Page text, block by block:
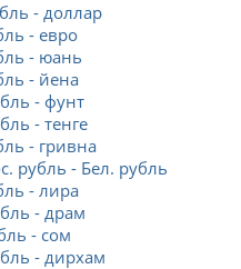
- доллар
- евро
- юань
- йена
- фунт
- тенге
- гривна
рубль - Бел. рубль
- лира
- драм
- сом
- дирхам